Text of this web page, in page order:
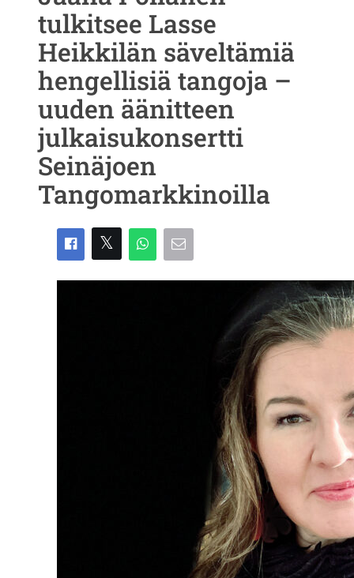
tulkitsee Lasse
Heikkilän säveltämiä
hengellisiä tangoja –
uuden äänitteen
julkaisukonsertti
Seinäjoen
Tangomarkkinoilla